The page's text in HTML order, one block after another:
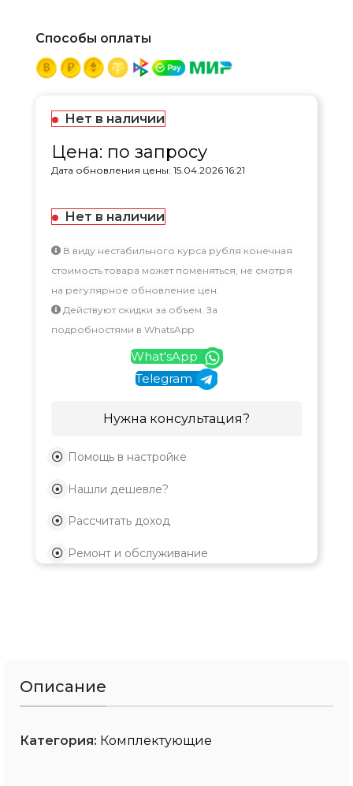
Способы оплаты
Нет в наличии
Цена: по запросу
Дата обновления цены: 15.04.2026 16:21
Нет в наличии
В виду нестабильного курса рубля конечная
стоимость товара может поменяться, не смотря
на регулярное обновление цен.
Действуют скидки за объем. За
подробностями в WhatsApp
What'sApp
Telegram
Нужна консультация?
Помощь в настройке
Нашли дешевле?
Рассчитать доход
Ремонт и обслуживание
Описание
Категория: Комплектующие